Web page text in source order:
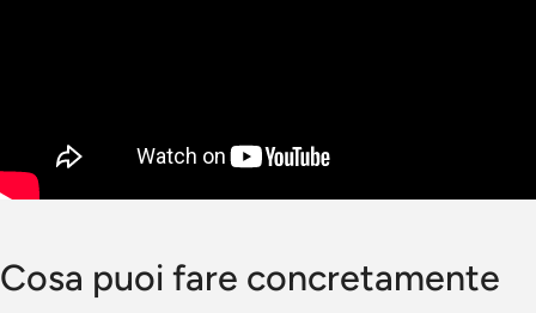
Cosa puoi fare concretamente